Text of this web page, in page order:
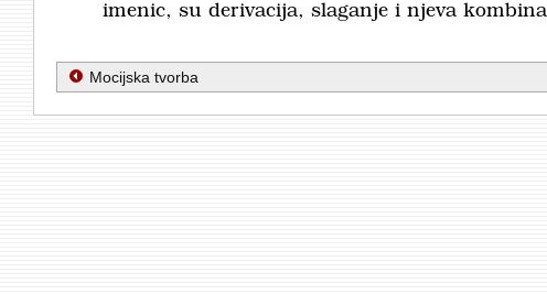
ime­nic, su derivacija, slaganje i njeva
Mocijska tvorba